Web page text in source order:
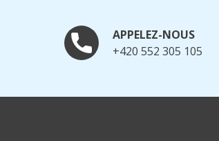
APPELEZ-NOUS
+420 552 305 105